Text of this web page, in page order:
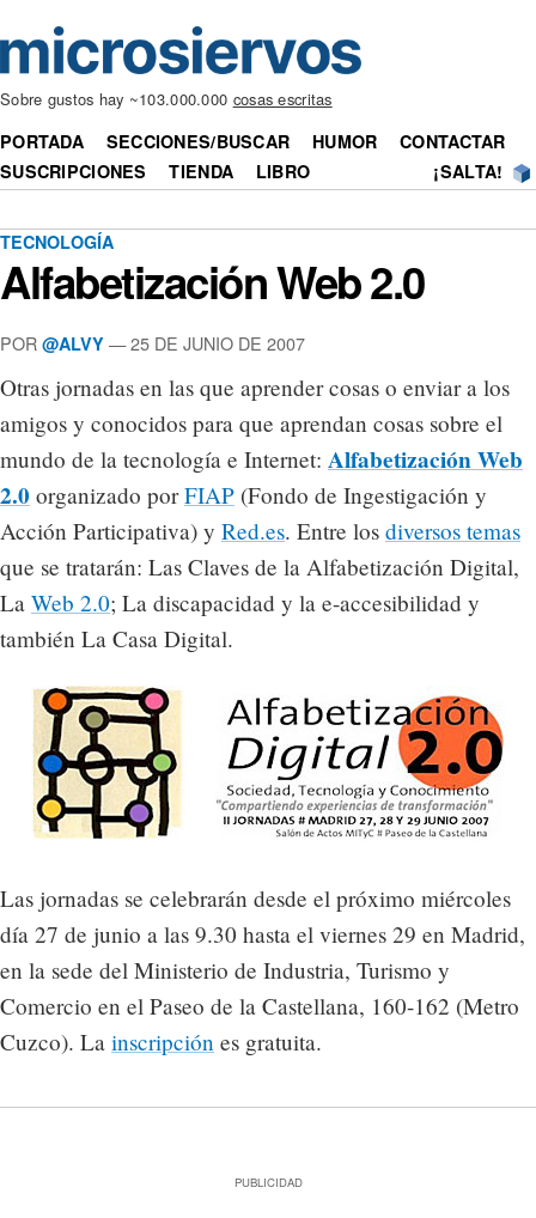
Sobre gustos hay ~103.000.000 cosas escritas
PORTADA SECCIONES/BUSCAR HUMOR
CONTACTAR
SUSCRIPCIONES
TIENDA LIBRO ¡SALTA!
TECNOLOGÍA
Alfabetización Web 2.0
POR @ALVY — 25 DE JUNIO DE 2007
Otras jornadas en las que aprender cosas o enviar a los
amigos y conocidos para que aprendan cosas sobre el
mundo de la tecnología e Internet: Alfabetización Web
2.0 organizado porFIAP (Fondo de Ingestigación y
Acción Participativa) y Red.es. Entre los diversos temas
que se tratarán: Las Claves de la Alfabetización Digital,
La Web 2.0; La discapacidad y la e-accesibilidad y
también La Casa Digital.
Las jornadas se celebrarán desde el próximo miércoles
día 27 de junio a las 9.30 hasta el viernes 29 en Madrid,
en la sede del Ministerio de Industria, Turismo y
Comercio en el Paseo de la Castellana, 160-162 (Metro
Cuzco). La inscripción es gratuita.
PUBLICIDAD